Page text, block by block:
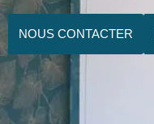
NOUS CONTACTER